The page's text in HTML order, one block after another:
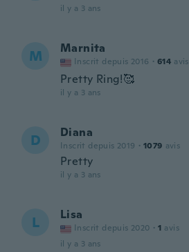
il y a 3 ans
M Marnita
Inscrit depuis 2016 · 614 avis
Pretty Ring!🥰
il y a 3 ans
D Diana
Inscrit depuis 2019 · 1079 avis
Pretty
il y a 3 ans
L Lisa
Inscrit depuis 2020 · 1 avis
il y a 3 ans